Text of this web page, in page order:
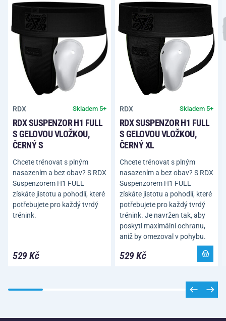
RDX Skladem 5+
RDX SUSPENZOR H1 FULL
S GELOVOU VLOŽKOU,
ČERNÝ S
Chcete trénovat s plným
nasazením a bez obav? S RDX
Suspenzorem H1 FULL
získáte jistotu a pohodlí, které
potřebujete pro každý tvrdý
trénink.
529 Kč
RDX Skladem 5+
RDX SUSPENZOR H1 FULL
S GELOVOU VLOŽKOU,
ČERNÝ XL
Chcete trénovat s plným
nasazením a bez obav? S RDX
Suspenzorem H1 FULL
získáte jistotu a pohodlí, které
potřebujete pro každý tvrdý
trénink. Je navržen tak, aby
poskytl maximální ochranu,
aniž by omezoval v pohybu.
529 Kč